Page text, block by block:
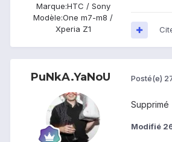
Marque:HTC / Sony
Modèle:One m7-m8 /
Xperia Z1
PuNkA.YaNoU Posté(e)
Supprimé
Modifié